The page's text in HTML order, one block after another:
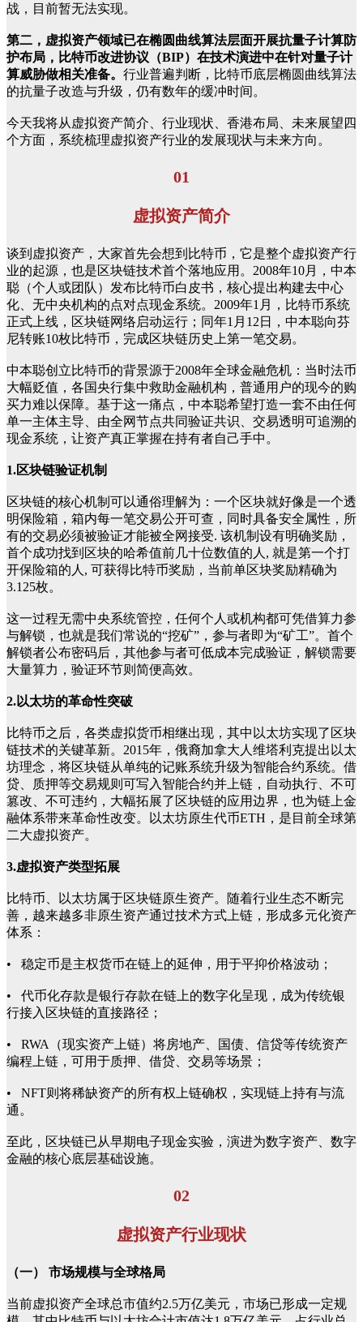
战，目前暂无法实现。
第二，虚拟资产领域已在椭圆曲线算法层面开展抗量子计算防
护布局，比特币改进协议（BIP）在技术演进中在针对量子计
算威胁做相关准备。 行业普遍判断，比特币底层椭圆曲线算法
的抗量子改造与升级，仍有数年的缓冲时间。
今天我将从虚拟资产简介、行业现状、香港布局、未来展望四
个方面，系统梳理虚拟资产行业的发展现状与未来方向。
01
虚拟资产简介
谈到虚拟资产，大家首先会想到比特币，它是整个虚拟资产行
业的起源，也是区块链技术首个落地应用。2008年10月，中本
聪（个人或团队）发布比特币白皮书，核心提出构建去中心
化、无中央机构的点对点现金系统。2009年1月，比特币系统
正式上线，区块链网络启动运行；同年1月12日，中本聪向芬
尼转账10枚比特币，完成区块链历史上第一笔交易。
中本聪创立比特币的背景源于2008年全球金融危机：当时法币
大幅贬值，各国央行集中救助金融机构，普通用户的现今的购
买力难以保障。基于这一痛点，中本聪希望打造一套不由任何
单一主体主导、由全网节点共同验证共识、交易透明可追溯的
现金系统，让资产真正掌握在持有者自己手中。
1.区块链验证机制
区块链的核心机制可以通俗理解为：一个区块就好像是一个透
明保险箱，箱内每一笔交易公开可查，同时具备安全属性，所
有的交易必须被验证才能被全网接受. 该机制设有明确奖励，
首个成功找到区块的哈希值前几十位数值的人, 就是第一个打
开保险箱的人, 可获得比特币奖励，当前单区块奖励精确为
3.125枚。
这一过程无需中央系统管控，任何个人或机构都可凭借算力参
与解锁，也就是我们常说的“挖矿”，参与者即为“矿工”。首个
解锁者公布密码后，其他参与者可低成本完成验证，解锁需要
大量算力，验证环节则简便高效。
2.以太坊的革命性突破
比特币之后，各类虚拟货币相继出现，其中以太坊实现了区块
链技术的关键革新。2015年，俄裔加拿大人维塔利克提出以太
坊理念，将区块链从单纯的记账系统升级为智能合约系统。借
贷、质押等交易规则可写入智能合约并上链，自动执行、不可
篡改、不可违约，大幅拓展了区块链的应用边界，也为链上金
融体系带来革命性改变。以太坊原生代币ETH，是目前全球第
二大虚拟资产。
3.虚拟资产类型拓展
比特币、以太坊属于区块链原生资产。随着行业生态不断完
善，越来越多非原生资产通过技术方式上链，形成多元化资产
体系：
• 稳定币是主权货币在链上的延伸，用于平抑价格波动；
• 代币化存款是银行存款在链上的数字化呈现，成为传统银
行接入区块链的直接路径；
• RWA（现实资产上链）将房地产、国债、信贷等传统资产
编程上链，可用于质押、借贷、交易等场景；
• NFT则将稀缺资产的所有权上链确权，实现链上持有与流
通。
至此，区块链已从早期电子现金实验，演进为数字资产、数字
金融的核心底层基础设施。
02
虚拟资产行业现状
（一） 市场规模与全球格局
当前虚拟资产全球总市值约2.5万亿美元，市场已形成一定规